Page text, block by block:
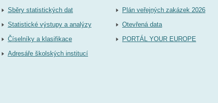
Sběry statistických dat
Statistické výstupy a analýzy
Číselníky a klasifikace
Adresáře školských institucí
Plán veřejných zakázek 2026
Otevřená data
PORTÁL YOUR EUROPE